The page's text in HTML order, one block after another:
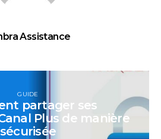
Assistance
GUIDE
partager ses
Plus de manière
sécurisée